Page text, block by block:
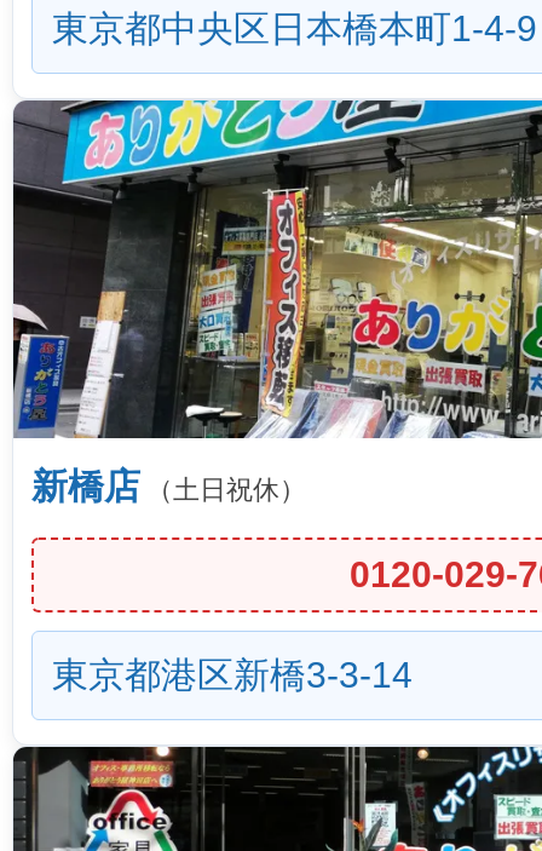
東京都中央区日本橋本町1-4-9
新橋店 （土日祝休）
0120-029-
東京都港区新橋3-3-14